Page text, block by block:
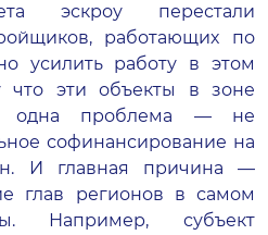
эскроу перестали
работающих по
усилить работу в этом
что эти объекты в зоне
одна проблема — не
софинансирование на
И главная причина —
глав регионов в самом
Например, субъект